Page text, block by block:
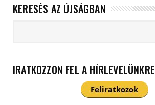
KERESÉS AZ ÚJSÁGBAN
IRATKOZZON FEL A HÍRLEVELÜNKRE